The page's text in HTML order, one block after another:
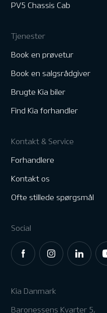
PV5 Chassis Cab
Tjenester
Book en prøvetur
Book en salgsrådgiver
Brugte Kia biler
Find Kia forhandler
Kontakt & Service
Forhandlere
Kontakt os
Ofte stillede spørgsmål
Social
Kia Danmark
Baronessens Kvarter 5,